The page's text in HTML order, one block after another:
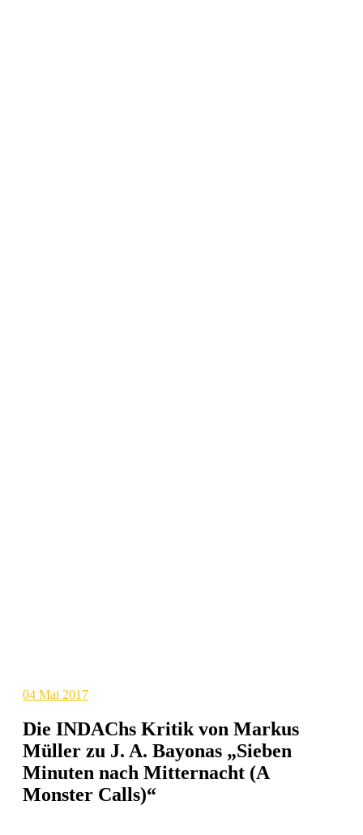
04 Mai 2017
Die INDAChs Kritik von Markus
Müller zu J. A. Bayonas „Sieben
Minuten nach Mitternacht (A
Monster Calls)“